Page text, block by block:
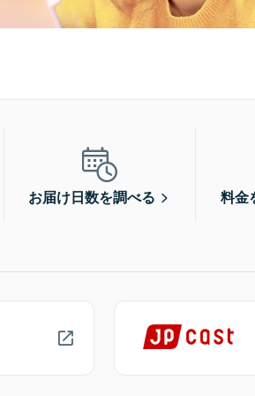
お届け日数を調べる 料金